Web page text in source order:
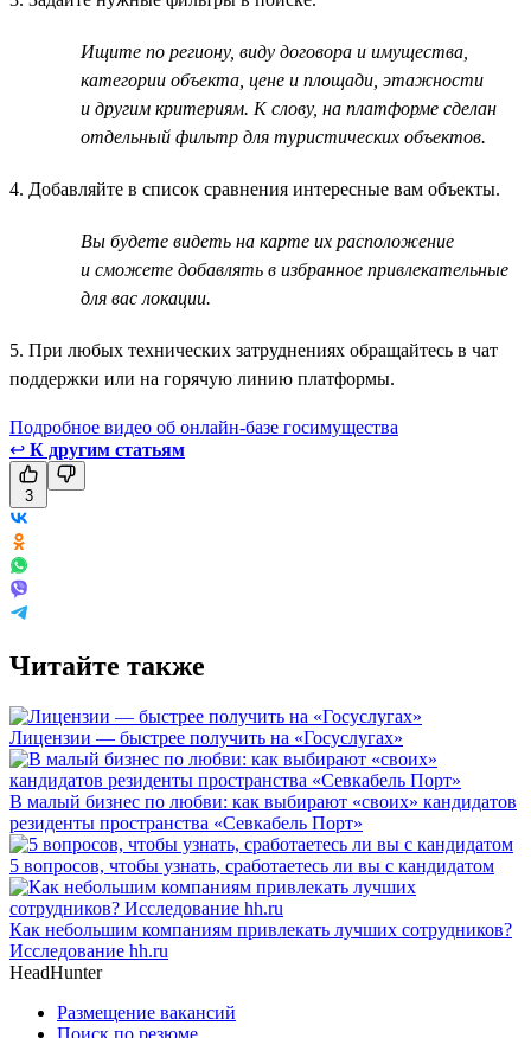
Ищите по региону, виду договора и имущества,
категории объекта, цене и площади, этажности
и другим критериям. К слову, на платформе сделан
отдельный фильтр для туристических объектов.
4. Добавляйте в список сравнения интересные вам объекты.
Вы будете видеть на карте их расположение
и сможете добавлять в избранное привлекательные
для вас локации.
5. При любых технических затруднениях обращайтесь в чат
поддержки или на горячую линию платформы.
Подробное видео об онлайн-базе госимущества
↩ К другим статьям
3
Читайте также
Лицензии — быстрее получить на «Госуслугах»
В малый бизнес по любви: как выбирают «своих» кандидатов
резиденты пространства «Севкабель Порт»
5 вопросов, чтобы узнать, сработаетесь ли вы с кандидатом
Как небольшим компаниям привлекать лучших сотрудников?
Исследование hh.ru
HeadHunter
Размещение вакансий
Поиск по резюме